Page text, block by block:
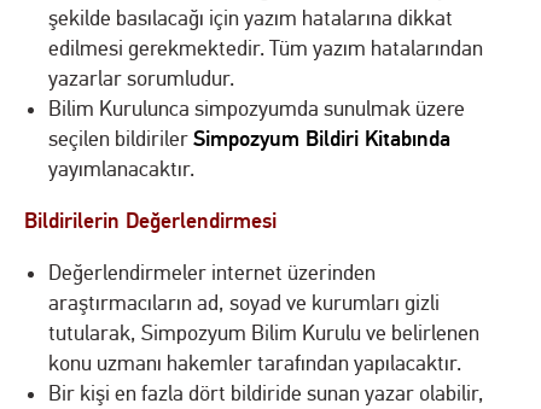
şekilde basılacağı için yazım hatalarına dikkat
edilmesi gerekmektedir. Tüm yazım hatalarından
yazarlar sorumludur.
Bilim Kurulunca simpozyumda sunulmak üzere
seçilen bildirilerSimpozyum Bildiri Kitabında
yayımlanacaktır.
Bildirilerin Değerlendirmesi
Değerlendirmeler internet üzerinden
araştırmacıların ad, soyad ve kurumları gizli
tutularak, Simpozyum Bilim Kurulu ve belirlenen
konu uzmanı hakemler tarafından yapılacaktır.
Bir kişi en fazla dört bildiride sunan yazar olabilir,